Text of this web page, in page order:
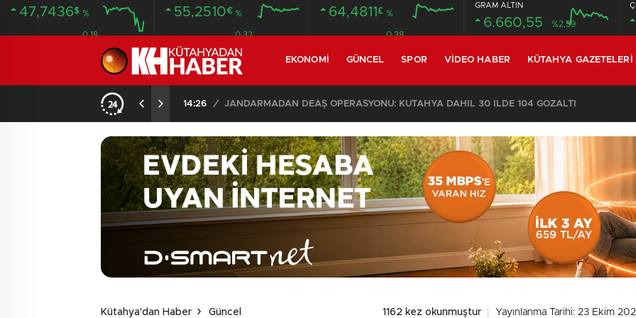
47,7436$ %
0.18
55,2510€ %
0.32
64,4811 £ %
0.38
GRAM ALTIN
6.660,55 %2,59
EKONOMI GÜNCEL SPOR VIDEO HABER KÜTAHYA GAZETELERI
14:26 / JANDARMADAN DEAŞ OPERASYONU: KÜTAHYA DAHİL 30 İLDE 104 GÖZALTI
Kütahya'dan Haber Güncel 1162 kez okunmuştur Yayınlanma Tarihi: 23 Ekim